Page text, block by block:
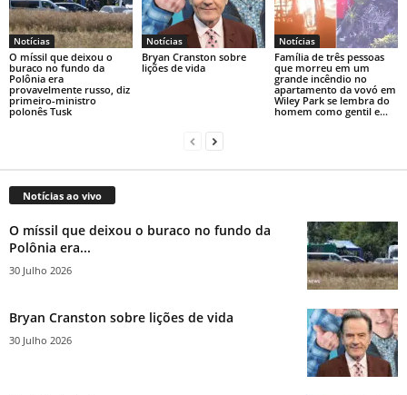
Notícias
O míssil que deixou o
buraco no fundo da
Polônia era
provavelmente russo, diz
primeiro-ministro
polonês Tusk
Notícias
Bryan Cranston sobre
lições de vida
Notícias
Família de três pessoas
que morreu em um
grande incêndio no
apartamento da vovó em
Wiley Park se lembra do
homem como gentil e...
Notícias ao vivo
O míssil que deixou o buraco no fundo da
Polônia era...
30 Julho 2026
Bryan Cranston sobre lições de vida
30 Julho 2026